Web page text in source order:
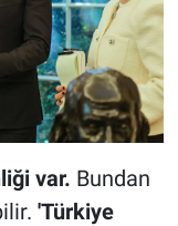
var. Bundan
'Türkiye